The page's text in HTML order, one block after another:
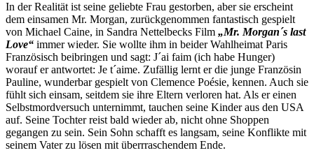
In der Realität ist seine geliebte Frau gestorben, aber sie erscheint
dem einsamen Mr. Morgan, zurückgenommen fantastisch gespielt
von Michael Caine, in Sandra Nettelbecks Film „Mr. Morgan´s last
Love“ immer wieder. Sie wollte ihm in beider Wahlheimat Paris
Französisch beibringen und sagt: J´ai faim (ich habe Hunger)
worauf er antwortet: Je t´aime. Zufällig lernt er die junge Französin
Pauline, wunderbar gespielt von Clemence Poésie, kennen. Auch sie
fühlt sich einsam, seitdem sie ihre Eltern verloren hat. Als er einen
Selbstmordversuch unternimmt, tauchen seine Kinder aus den USA
auf. Seine Tochter reist bald wieder ab, nicht ohne Shoppen
gegangen zu sein. Sein Sohn schafft es langsam, seine Konflikte mit
seinem Vater zu lösen mit überrraschendem Ende.